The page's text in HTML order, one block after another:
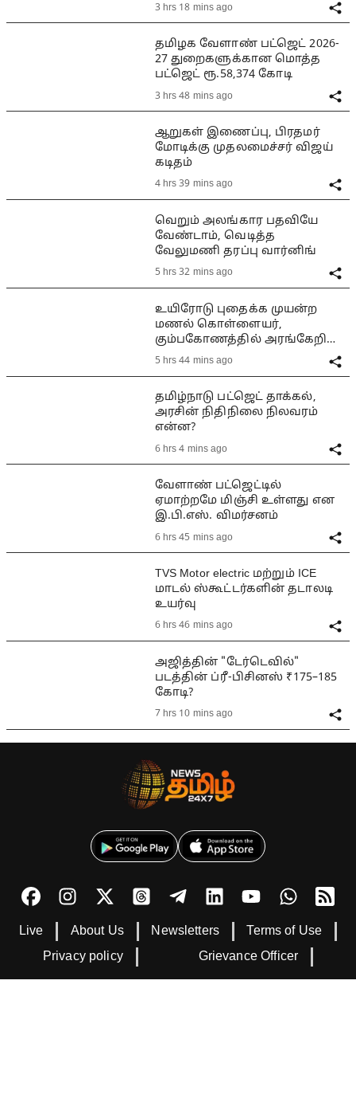
3 hrs 18 mins ago
தமிழக வேளாண் பட்ஜெட் 2026-
27 துறைகளுக்கான மொத்த
பட்ஜெட் ரூ.58,374 கோடி
3 hrs 48 mins ago
ஆறுகள் இணைப்பு, பிரதமர்
மோடிக்கு முதலமைச்சர் விஜய்
கடிதம்
4 hrs 39 mins ago
வெறும் அலங்கார பதவியே
வேண்டாம், வெடித்த
வேலுமணி தரப்பு வார்னிங்
5 hrs 32 mins ago
உயிரோடு புதைக்க முயன்ற
மணல் கொள்ளையர்,
கும்பகோணத்தில் அரங்கேறிய
பயங்கரம்
5 hrs 44 mins ago
தமிழ்நாடு பட்ஜெட் தாக்கல்,
அரசின் நிதிநிலை நிலவரம்
என்ன?
6 hrs 4 mins ago
வேளாண் பட்ஜெட்டில்
ஏமாற்றமே மிஞ்சி உள்ளது என
இ.பி.எஸ். விமர்சனம்
6 hrs 45 mins ago
TVS Motor electric மற்றும் ICE
மாடல் ஸ்கூட்டர்களின் தடாலடி
உயர்வு
6 hrs 46 mins ago
அஜித்தின் "டேர்டெவில்"
படத்தின் ப்ரீ-பிசினஸ் ₹175–185
கோடி?
7 hrs 10 mins ago
Live About Us Newsletters
Terms of Use
Privacy policy
Grievance Officer